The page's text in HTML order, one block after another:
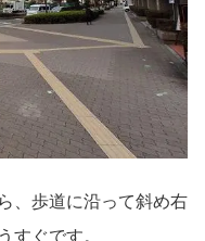
、歩道に沿って斜め右
すぐです。